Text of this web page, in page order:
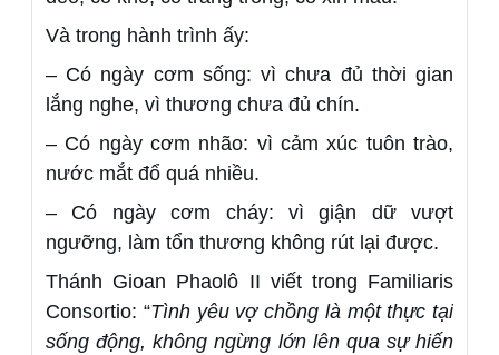
Và trong hành trình ấy:
– Có ngày cơm sống: vì chưa đủ thời gian
lắng nghe, vì thương chưa đủ chín.
– Có ngày cơm nhão: vì cảm xúc tuôn trào,
nước mắt đổ quá nhiều.
– Có ngày cơm cháy: vì giận dữ vượt
ngưỡng, làm tổn thương không rút lại được.
Thánh Gioan Phaolô II viết trong Familiaris
Consortio: “Tình yêu vợ chồng là một thực tại
sống động, không ngừng lớn lên qua sự hiến